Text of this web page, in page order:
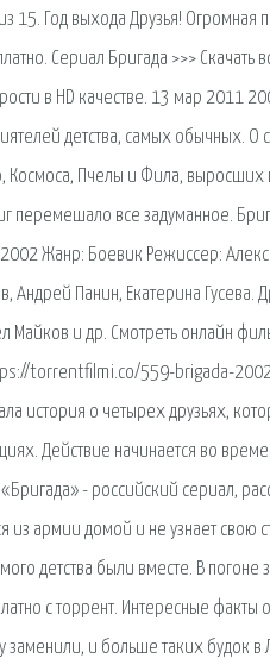
15. Год выхода Друзья! Огромная
Сериал Бригада >>> Скачать
в HD качестве. 13 мар 2011
детства, самых обычных. О
Космоса, Пчелы и Фила, выросших
перемешало все задуманное.
2002 Жанр: Боевик Режиссер:
Андрей Панин, Екатерина
Майков и др. Смотреть онлайн
torrentfilmi.co/559-brigada-
история о четырех друзьях,
Действие начинается во
- российский сериал,
из армии домой и не узнает свою
детства были вместе. В
c торрент. Интересные
заменили, и больше таких будок